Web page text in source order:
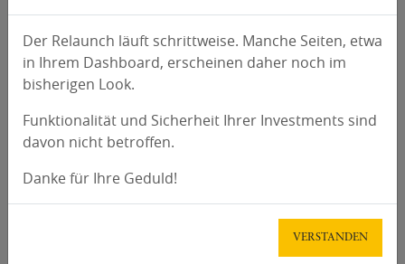
REGISTRIEREN
Neues Kundenkonto anlegen
NEUEN ACCOUNT ANLEGEN
Mit der ich.app registrieren
dagobertinvest gmbh
Wohllebengasse 12-14
1040 Wien
+43 720 072 821
hello@dagobertinvest.com
Der Relaunch läuft schrittweise. Manche Seiten, etwa
in Ihrem Dashboard, erscheinen daher noch im
bisherigen Look.
Funktionalität und Sicherheit Ihrer Investments sind
davon nicht betroffen.
Danke für Ihre Geduld!
VERSTANDEN